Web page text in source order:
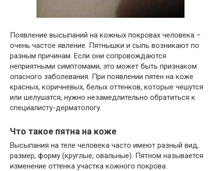
Появление высыпаний на кожных покровах человека –
очень частое явление. Пятнышки и сыпь возникают по
разным причинам. Если они сопровождаются
неприятными симптомами, это может быть признаком
опасного заболевания. При появлении пятен на коже
красных, коричневых, белых оттенков, которые чешутся
или шелушатся, нужно незамедлительно обратиться к
специалисту-дерматологу.
Что такое пятна на коже
Высыпания на теле человека часто имеют разный вид,
размер, форму (круглые, овальные). Пятном называется
изменение оттенка участка кожного покрова.